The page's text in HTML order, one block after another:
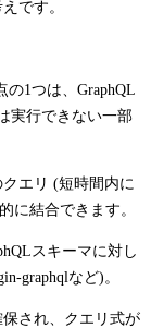
です。
の1つは、GraphQL
実行できない一部
エリ (短時間内に
に結合できます。
スキーマに対し
graphqlなど)。
され、クエリ式が